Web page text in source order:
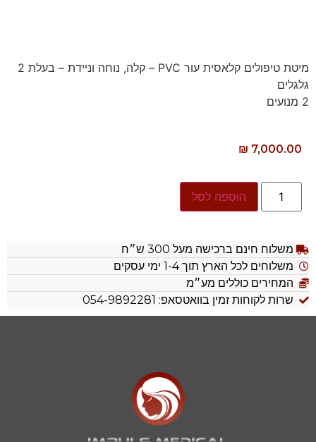
מיטת טיפולים קלאסית עור PVC – קלה, נוחה וניידת – בעלת 2
גלגלים
2 מנועים
₪ 7,000.00
הוספה לסל
משלוח חינם ברכישה מעל 300 ש״ח
משלוחים לכל הארץ תוך 1-4 ימי עסקים
המחירים כוללים מע״מ
שרות לקוחות זמין בוואטסאפ: 054-9892281